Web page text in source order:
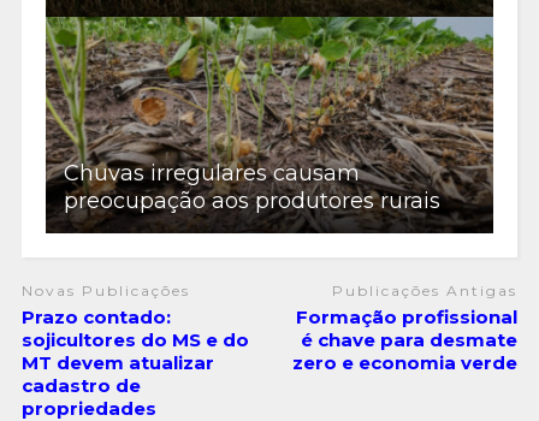
Chuvas irregulares causam
preocupação aos produtores rurais
Novas Publicações
Prazo contado:
sojicultores do MS e do
MT devem atualizar
cadastro de
propriedades
Publicações Antigas
Formação profissional
é chave para desmate
zero e economia verde